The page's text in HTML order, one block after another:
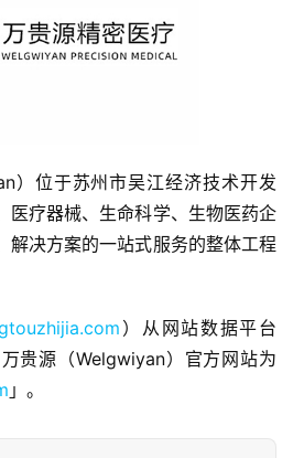
）位于苏州市吴江经济技术开发
医疗器械、生命科学、生物医药企
解决方案的一站式服务的整体工程
）从网站数据平台
贵源（Welgwiyan）官方网站为
」。